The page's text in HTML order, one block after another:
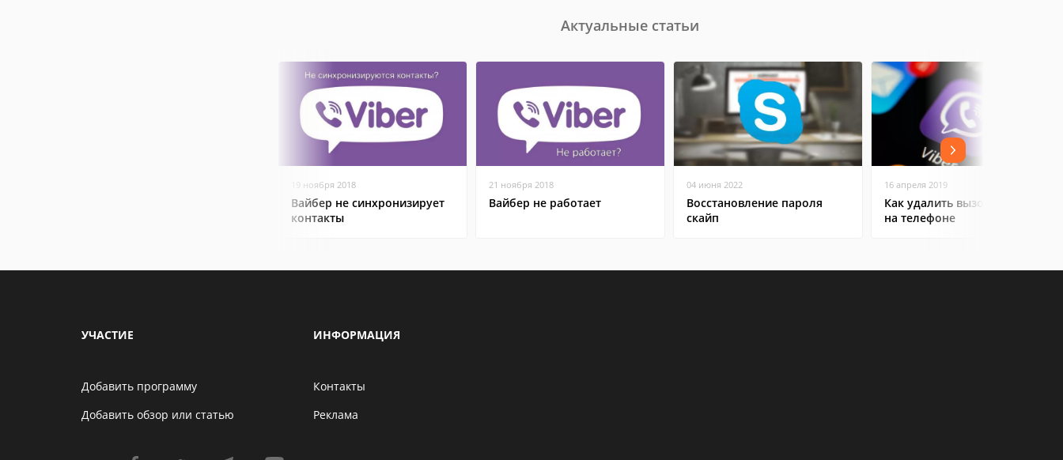
Актуальные статьи
19 ноября 2018
Вайбер не синхронизирует
контакты
21 ноября 2018
Вайбер не работает
04 июня 2022
Восстановление пароля
скайп
16 апреля 2019
Как удалить вызовы в Viber
на телефоне
УЧАСТИЕ
Добавить программу
Добавить обзор или статью
ИНФОРМАЦИЯ
Контакты
Реклама